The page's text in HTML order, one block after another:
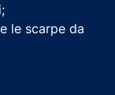
le scarpe da